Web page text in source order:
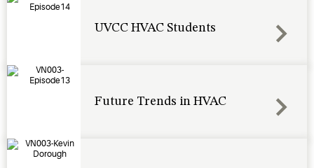
UVCC HVAC Students
Future Trends in HVAC